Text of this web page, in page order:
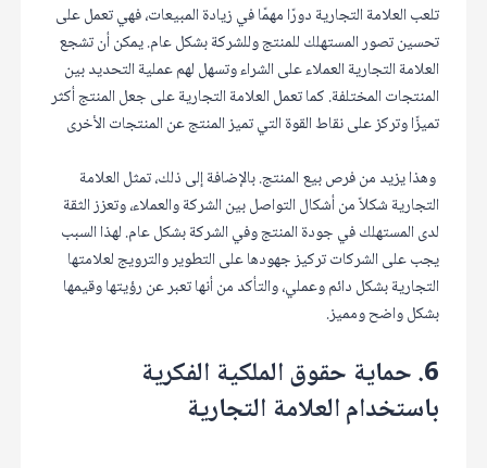
تلعب العلامة التجارية دورًا مهمًا في زيادة المبيعات، فهي تعمل على
تحسين تصور المستهلك للمنتج وللشركة بشكل عام. يمكن أن تشجع
العلامة التجارية العملاء على الشراء وتسهل لهم عملية التحديد بين
المنتجات المختلفة. كما تعمل العلامة التجارية على جعل المنتج أكثر
تميزًا وتركز على نقاط القوة التي تميز المنتج عن المنتجات الأخرى
وهذا يزيد من فرص بيع المنتج. بالإضافة إلى ذلك، تمثل العلامة
التجارية شكلاً من أشكال التواصل بين الشركة والعملاء، وتعزز الثقة
لدى المستهلك في جودة المنتج وفي الشركة بشكل عام. لهذا السبب
يجب على الشركات تركيز جهودها على التطوير والترويج لعلامتها
التجارية بشكل دائم وعملي، والتأكد من أنها تعبر عن رؤيتها وقيمها
بشكل واضح ومميز.
6. حماية حقوق الملكية الفكرية
باستخدام العلامة التجارية